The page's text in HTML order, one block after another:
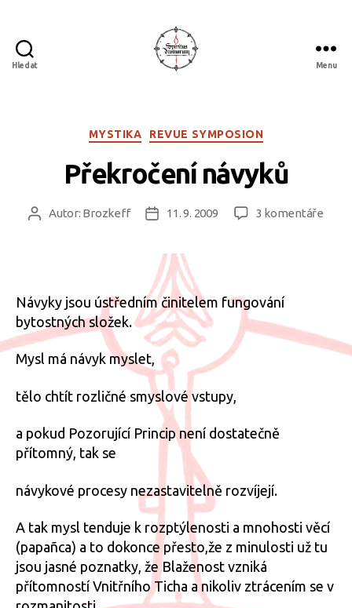
Hledat Menu
Rubriky
MYSTIKA REVUE SYMPOSION
Překročení návyků
AutorAutor: Brozkeff
Datum
11. 9. 2009 3 komentářeu
Návyky jsou ústředním činitelem fungování
bytostných složek.
Mysl má návyk myslet,
tělo chtít rozličné smyslové vstupy,
a pokud Pozorující Princip není dostatečně
přítomný, tak se
návykové procesy nezastavitelně rozvíjejí.
A tak mysl tenduje k rozptýlenosti a mnohosti věcí
(papañca) a to dokonce přesto,že z minulosti už tu
jsou jasné poznatky, že Blaženost vzniká
přítomností Vnitřního Ticha a nikoliv ztrácením se v